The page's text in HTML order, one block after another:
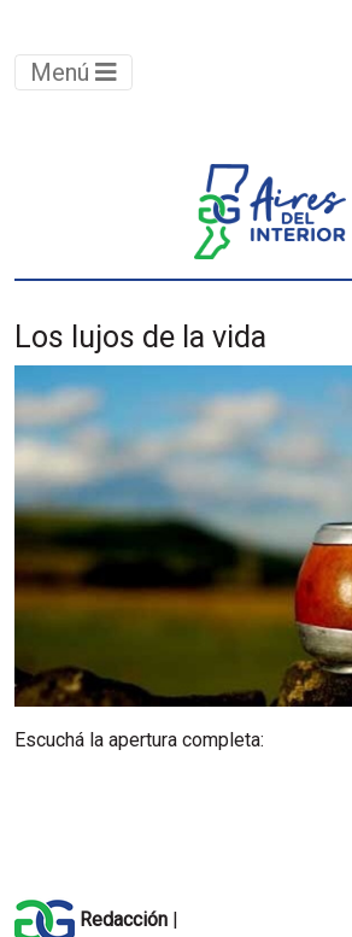
Menú
Los lujos de la vida
Escuchá la apertura completa:
Redacción |